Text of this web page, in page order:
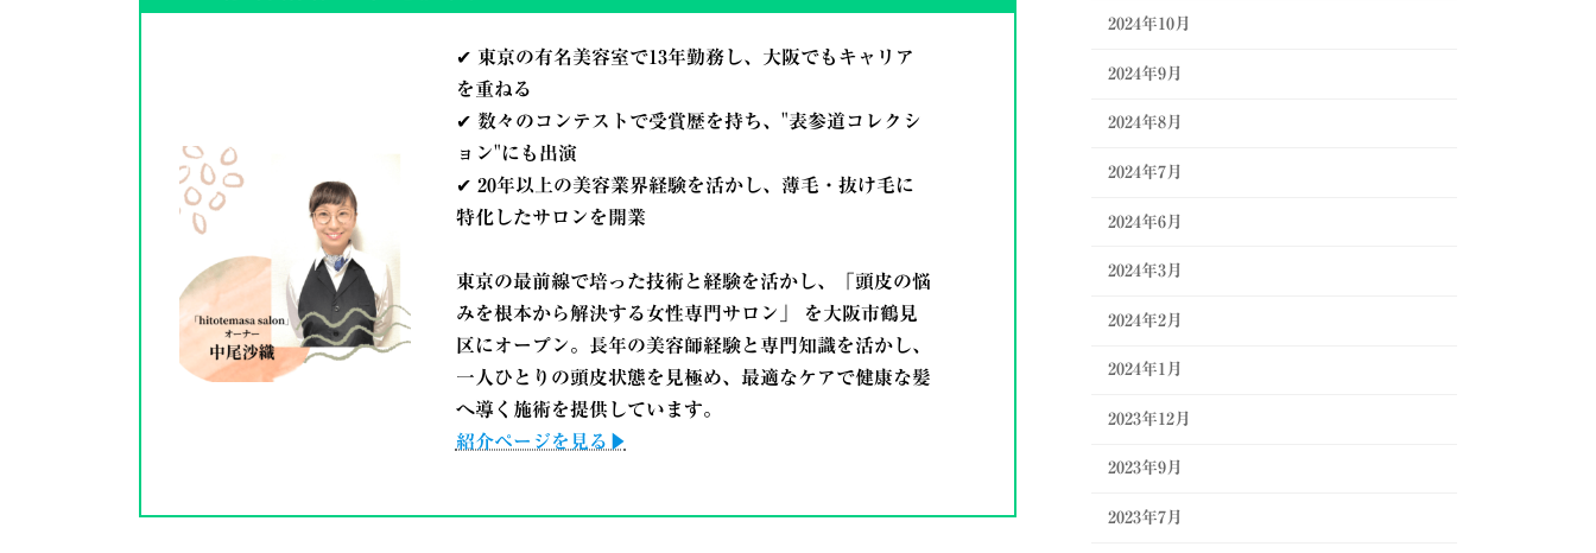
✔ 東京の有名美容室で13年勤務し、大阪でもキャリア
を重ねる
✔ 数々のコンテストで受賞歴を持ち、"表参道コレクシ
ョン"にも出演
✔ 20年以上の美容業界経験を活かし、薄毛・抜け毛に
特化したサロンを開業
東京の最前線で培った技術と経験を活かし、
「頭皮の悩
みを根本から解決する女性専門サロン」
を大阪市鶴見
区にオープン。長年の美容師経験と専門知識を活かし、
一人ひとりの頭皮状態を見極め、最適なケアで健康な髪
へ導く 施術を提供しています。
紹介ページを見る▶
2024年10月
2024年9月
2024年8月
2024年7月
2024年6月
2024年3月
2024年2月
2024年1月
2023年12月
2023年9月
2023年7月